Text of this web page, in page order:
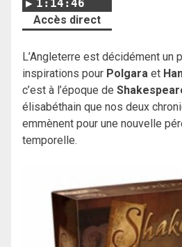
1:14:46
Accès direct
L’Angleterre est décidément un
inspirations pour Polgara et
c’est à l’époque de
élisabéthain que nos deux
emmènent pour une nouvelle
temporelle.